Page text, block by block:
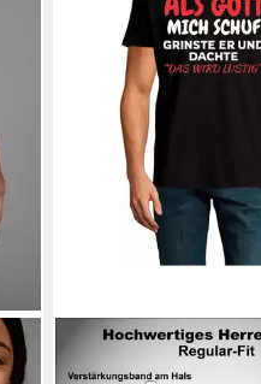
YOUTH DESIGNZT-
mich Schuf: Herren T-